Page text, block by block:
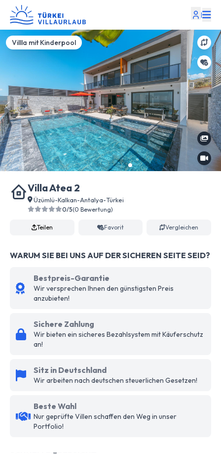
|
Villla mit Kinderpool
Villa Atea 2
Üzümlü-Kalkan-Antalya-Türkei
0/5(0 Bewertung)
Teilen Favorit Vergleichen
WARUM SIE BEI UNS AUF DER SICHEREN SEITE SEID?
Bestpreis-Garantie
Wir versprechen Ihnen den günstigsten Preis
anzubieten!
Sichere Zahlung
Wir bieten ein sicheres Bezahlsystem mit Käuferschutz
an!
Sitz in Deutschland
Wir arbeiten nach deutschen steuerlichen Gesetzen!
Beste Wahl
Nur geprüfte Villen schaffen den Weg in unser
Portfolio!